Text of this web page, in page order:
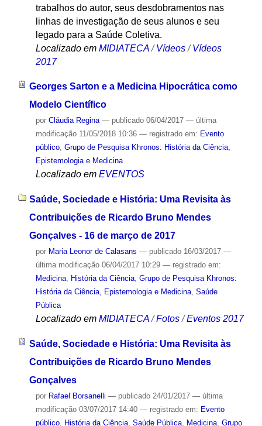
trabalhos do autor, seus desdobramentos nas
linhas de investigação de seus alunos e seu
legado para a Saúde Coletiva.
Localizado em MIDIATECA /Vídeos /Vídeos
2017
Georges Sarton e a Medicina Hipocrática como
Modelo Científico
por Cláudia Regina — publicado06/04/2017 — última
modificação11/05/2018 10:36 — registrado em: Evento
público, Grupo de Pesquisa Khronos: História da Ciência,
Epistemologia e Medicina
Localizado em EVENTOS
Saúde, Sociedade e História: Uma Revisita às
Contribuições de Ricardo Bruno Mendes
Gonçalves - 16 de março de 2017
por Maria Leonor de Calasans — publicado16/03/2017 —
última modificação06/04/2017 10:29 — registrado em:
Medicina, História da Ciência, Grupo de Pesquisa Khronos:
História da Ciência, Epistemologia e Medicina, Saúde
Pública
Localizado em MIDIATECA /Fotos /Eventos 2017
Saúde, Sociedade e História: Uma Revisita às
Contribuições de Ricardo Bruno Mendes
Gonçalves
por Rafael Borsanelli — publicado24/01/2017 — última
modificação03/07/2017 14:40 — registrado em: Evento
público, História da Ciência, Saúde Pública, Medicina, Grupo